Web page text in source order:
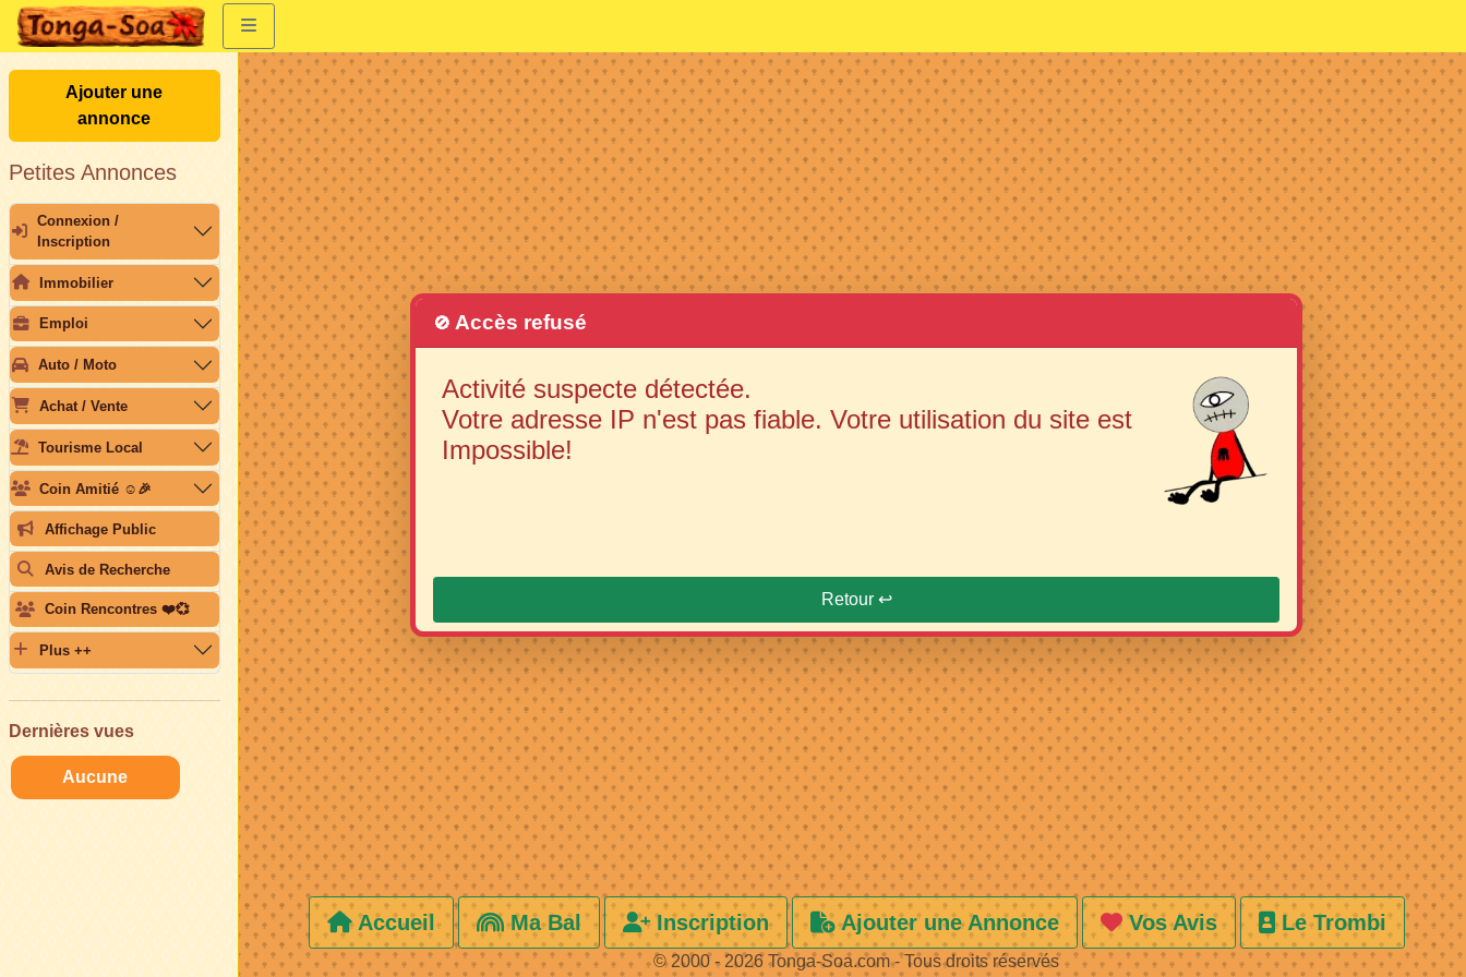
Ajouter une
annonce
Petites Annonces
Connexion /
Inscription
Immobilier
Emploi
Auto / Moto
Achat / Vente
Tourisme Local
Coin Amitié ☺️🎉
Affichage Public
Avis de Recherche
Coin Rencontres ❤️💞
Plus ++
Dernières vues
Aucune
🚫Accès refusé
Activité suspecte détectée.
Votre adresse IP n'est pas fiable. Votre utilisation du site est
Impossible!
Retour ↩️
Accueil Ma Bal Inscription Ajouter une Annonce Vos Avis Le Trombi
© 2000 - 2026 Tonga-Soa.com - Tous droits réservés